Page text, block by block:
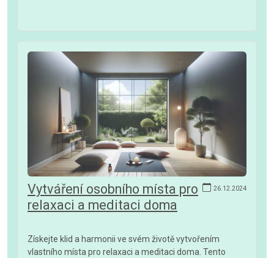
26.12.2024
Vytváření osobního místa pro
relaxaci a meditaci doma
Získejte klid a harmonii ve svém životě vytvořením
vlastního místa pro relaxaci a meditaci doma. Tento